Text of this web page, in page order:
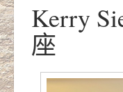
Kerry
座